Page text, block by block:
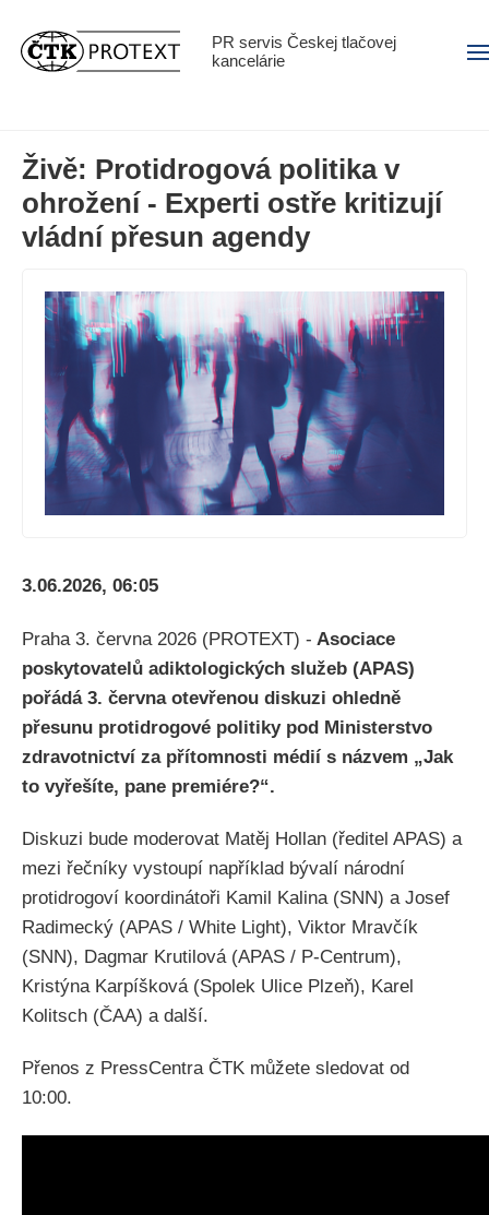
PR servis Českej tlačovej
kancelárie
Živě: Protidrogová politika v
ohrožení - Experti ostře kritizují
vládní přesun agendy
3.06.2026, 06:05
Praha 3. června 2026 (PROTEXT) - Asociace
poskytovatelů adiktologických služeb (APAS)
pořádá 3. června otevřenou diskuzi ohledně
přesunu protidrogové politiky pod Ministerstvo
zdravotnictví za přítomnosti médií s názvem „Jak
to vyřešíte, pane premiére?“.
Diskuzi bude moderovat Matěj Hollan (ředitel APAS) a
mezi řečníky vystoupí například bývalí národní
protidrogoví koordinátoři Kamil Kalina (SNN) a Josef
Radimecký (APAS / White Light), Viktor Mravčík
(SNN), Dagmar Krutilová (APAS / P-Centrum),
Kristýna Karpíšková (Spolek Ulice Plzeň), Karel
Kolitsch (ČAA) a další.
Přenos z PressCentra ČTK můžete sledovat od
10:00.